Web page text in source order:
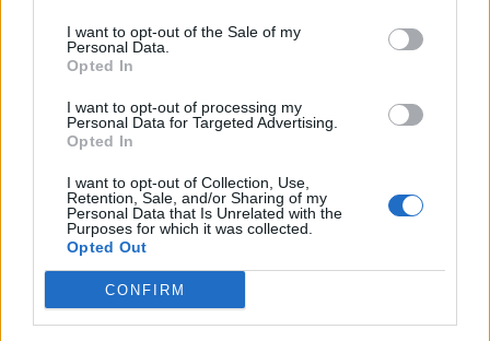
I want to opt-out of the Sale of my
Personal Data.
Opted In
I want to opt-out of processing my
Personal Data for Targeted Advertising.
Opted In
I want to opt-out of Collection, Use,
Retention, Sale, and/or Sharing of my
Personal Data that Is Unrelated with the
Purposes for which it was collected.
Opted Out
CONFIRM
O Toyota mais português continua à venda
40 anos depois
Vídeo – Os renovados Skoda Scala e Kamiq
Sobre